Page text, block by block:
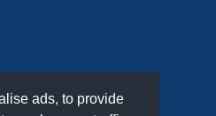
ads, to provide